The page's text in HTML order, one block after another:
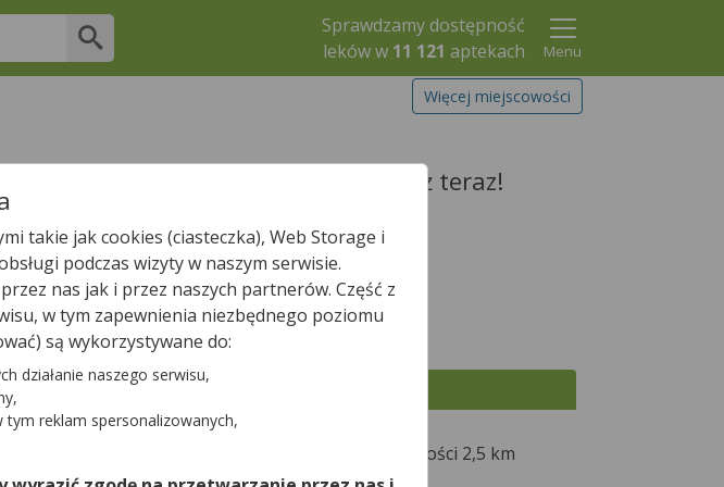
Sprawdzamy dostępność
leków w 11 121 aptekach
Menu
Więcej miejscowości
posiadają Twój lek i zarezerwuj go już teraz!
Szukaj leku
apteka znajduje się w
w odległości 2,5 km
takie jak cookies (ciasteczka), Web Storage i
podczas wizyty w naszym serwisie.
nas jak i przez naszych partnerów. Część z
w tym zapewnienia niezbędnego poziomu
są wykorzystywane do:
działanie naszego serwisu,
reklam spersonalizowanych,